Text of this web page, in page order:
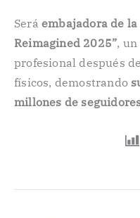
Será embajadora de la
Reimagined 2025”,
profesional después
físicos, demostrando
millones de